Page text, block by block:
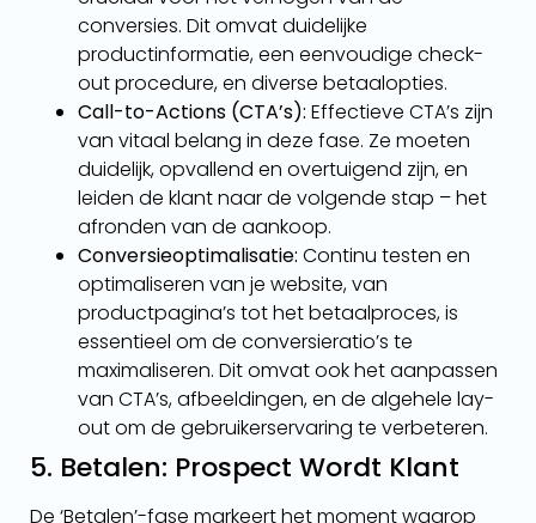
conversies. Dit omvat duidelijke
productinformatie, een eenvoudige check-
out procedure, en diverse betaalopties.
Call-to-Actions (CTA’s): Effectieve CTA’s zijn
van vitaal belang in deze fase. Ze moeten
duidelijk, opvallend en overtuigend zijn, en
leiden de klant naar de volgende stap – het
afronden van de aankoop.
Conversieoptimalisatie: Continu testen en
optimaliseren van je website, van
productpagina’s tot het betaalproces, is
essentieel om de conversieratio’s te
maximaliseren. Dit omvat ook het aanpassen
van CTA’s, afbeeldingen, en de algehele lay-
out om de gebruikerservaring te verbeteren.
5. Betalen: Prospect Wordt Klant
De ‘Betalen’-fase markeert het moment waarop